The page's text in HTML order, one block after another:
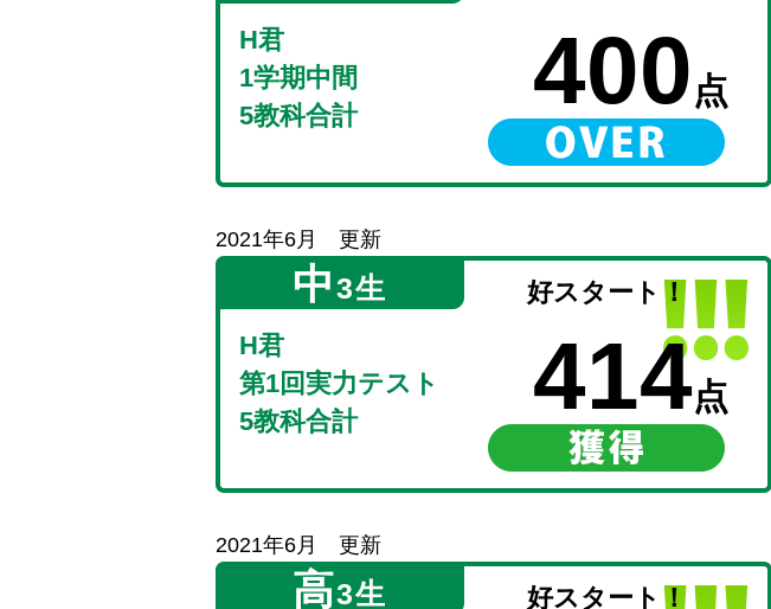
H君
1学期中間
5教科合計
400 点
2021年6月 更新
中3生
H君
第1回実力テスト
5教科合計
好スタート！
414点
2021年6月 更新
高3生 好スタート！